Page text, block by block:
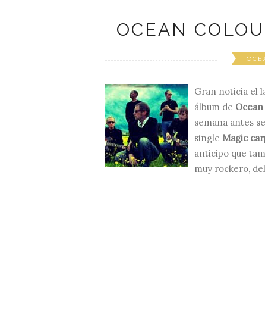
OCEAN
Gran noticia el
álbum de
semana antes
single Magic
anticipo que
muy rockero,